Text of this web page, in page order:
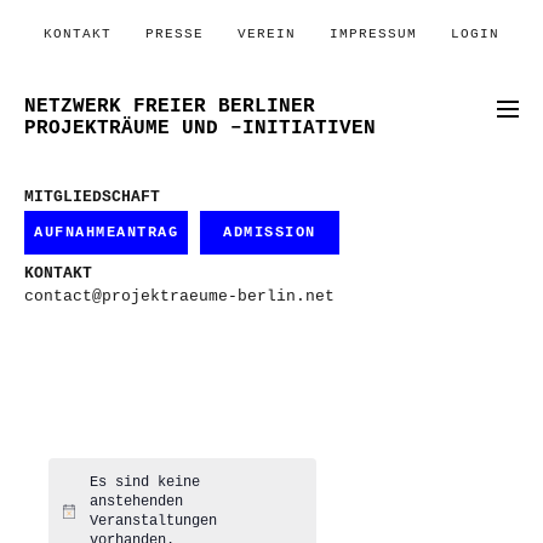
KONTAKT PRESSE VEREIN IMPRESSUM LOGIN
NETZWERK FREIER BERLINER
PROJEKTRÄUME UND –INITIATIVEN
MITGLIEDSCHAFT
AUFNAHMEANTRAG ADMISSION
KONTAKT
contact@projektraeume-berlin.net
Hinweis
Es sind keine
anstehenden
Veranstaltungen